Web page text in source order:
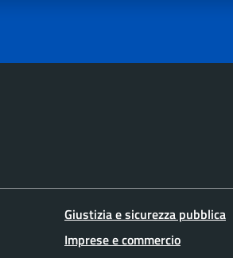
Giustizia e sicurezza pubblica
Imprese e commercio